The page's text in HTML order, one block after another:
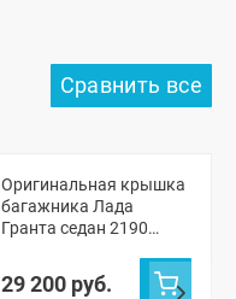
Оригинальная крышка
багажника Лада
Гранта седан 2190
29 200 руб.